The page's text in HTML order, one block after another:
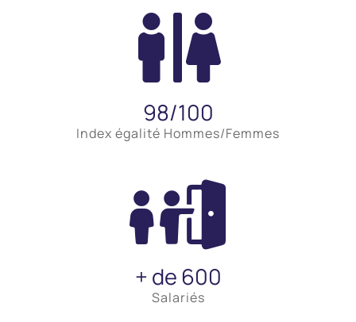
98/100
Index égalité Hommes/Femmes
+ de 600
Salariés